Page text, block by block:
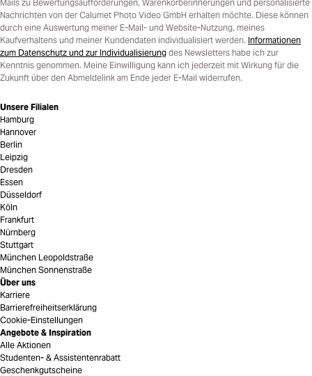
Mails zu Bewertungsaufforderungen, Warenkorberinnerungen und personalisierte
Nachrichten von der Calumet Photo Video GmbH erhalten möchte. Diese können
durch eine Auswertung meiner E-Mail- und Website-Nutzung, meines
Kaufverhaltens und meiner Kundendaten individualisiert werden. Informationen
zum Datenschutz und zur Individualisierung des Newsletters habe ich zur
Kenntnis genommen. Meine Einwilligung kann ich jederzeit mit Wirkung für die
Zukunft über den Abmeldelink am Ende jeder E-Mail widerrufen.
Unsere Filialen
Hamburg
Hannover
Berlin
Leipzig
Dresden
Essen
Düsseldorf
Köln
Frankfurt
Nürnberg
Stuttgart
München Leopoldstraße
München Sonnenstraße
Über uns
Karriere
Barrierefreiheitserklärung
Cookie-Einstellungen
Angebote & Inspiration
Alle Aktionen
Studenten- & Assistentenrabatt
Geschenkgutscheine